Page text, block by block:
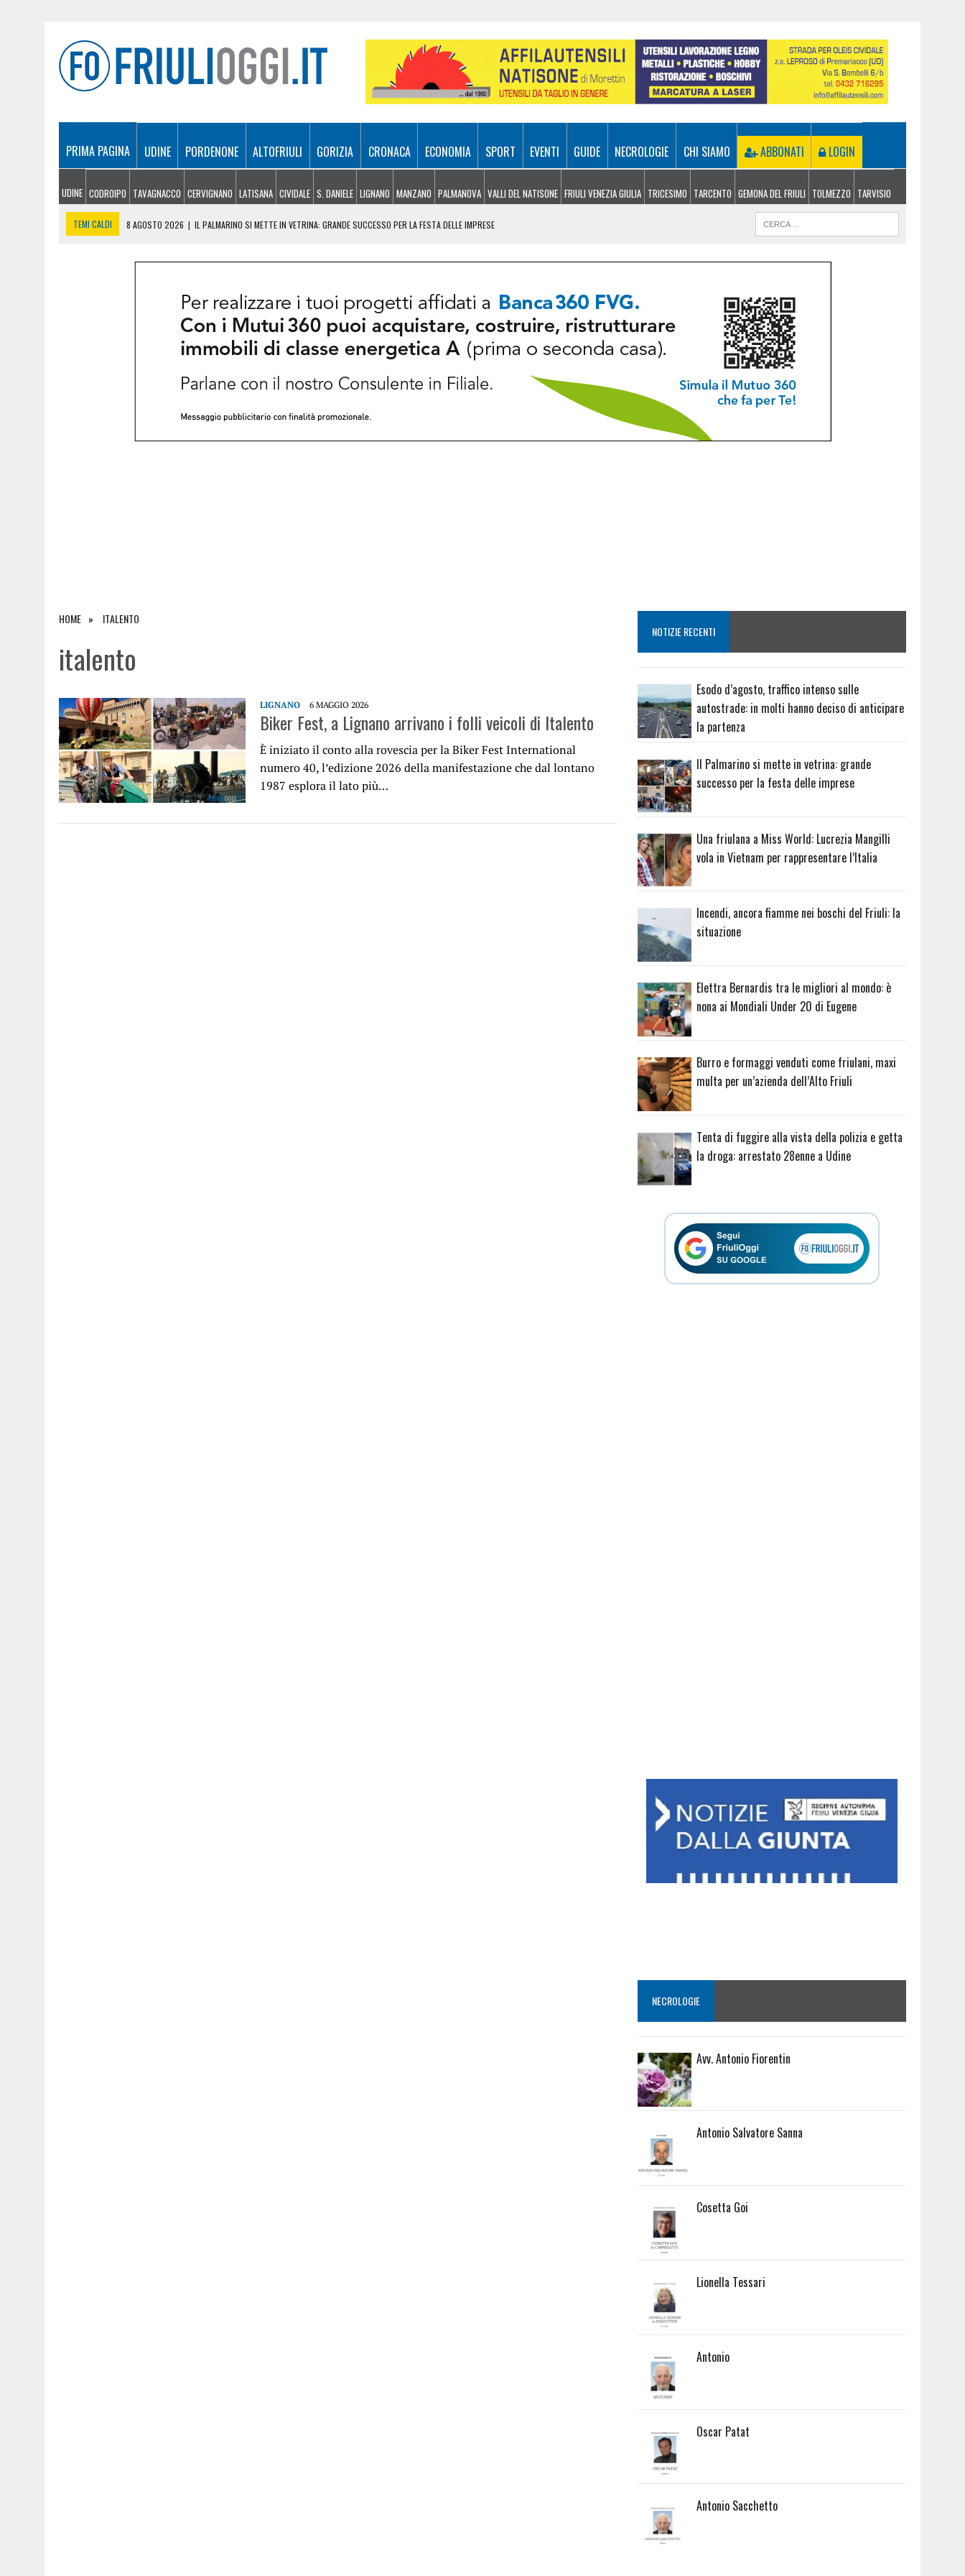
PRIMA PAGINA UDINE PORDENONE ALTOFRIULI GORIZIA CRONACA ECONOMIA SPORT EVENTI GUIDE NECROLOGIE CHI SIAMO ABBONATI LOGIN
UDINE CODROIPO TAVAGNACCO CERVIGNANO LATISANA CIVIDALE S. DANIELE LIGNANO MANZANO PALMANOVA VALLI DEL NATISONE FRIULI VENEZIA GIULIA TRICESIMO TARCENTO GEMONA DEL FRIULI TOLMEZZO TARVISIO
TEMI CALDI 8 AGOSTO 2026 | IL PALMARINO SI METTE IN VETRINA: GRANDE SUCCESSO PER LA FESTA DELLE IMPRESE
ELETTRA BERNARDIS TRA LE MIGLIORI AL MONDO: È NONA AI MONDIALI UNDER 20 DI EUGENE
ESODO D’AGOSTO, TRAFFICO INTENSO SULLE AUTOSTRADE: IN MOLTI HANNO DECISO DI ANTICIPARE LA PARTENZA
HOME ITALENTO
italento
LIGNANO 6 MAGGIO 2026
Biker Fest, a Lignano arrivano i folli veicoli di Italento
È iniziato il conto alla rovescia per la Biker Fest International
numero 40, l’edizione 2026 della manifestazione che dal lontano
1987 esplora il lato più…
NOTIZIE RECENTI
Esodo d’agosto, traffico intenso sulle
autostrade: in molti hanno deciso di anticipare
la partenza
Il Palmarino si mette in vetrina: grande
successo per la festa delle imprese
Una friulana a Miss World: Lucrezia Mangilli
vola in Vietnam per rappresentare l’Italia
Incendi, ancora fiamme nei boschi del Friuli: la
situazione
Elettra Bernardis tra le migliori al mondo: è
nona ai Mondiali Under 20 di Eugene
Burro e formaggi venduti come friulani, maxi
multa per un’azienda dell’Alto Friuli
Tenta di fuggire alla vista della polizia e getta
la droga: arrestato 28enne a Udine
NECROLOGIE
Avv. Antonio Fiorentin
Antonio Salvatore Sanna
Cosetta Goi
Lionella Tessari
Antonio
Oscar Patat
Antonio Sacchetto